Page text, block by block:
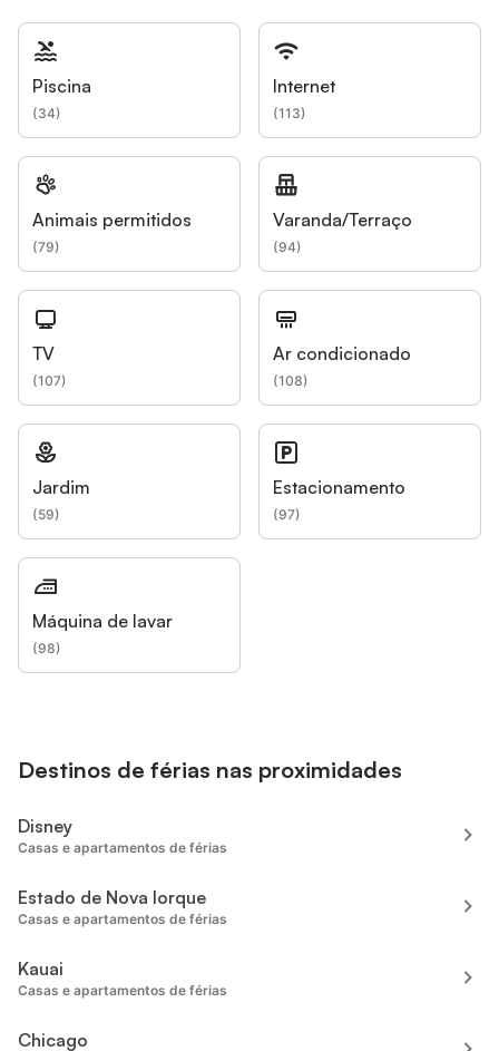
Piscina
(34)
Internet
(113)
Animais permitidos
(79)
Varanda/Terraço
(94)
TV
(107)
Ar condicionado
(108)
Jardim
(59)
Estacionamento
(97)
Máquina de lavar
(98)
Destinos de férias nas proximidades
Disney
Casas e apartamentos de férias
Estado de Nova Iorque
Casas e apartamentos de férias
Kauai
Casas e apartamentos de férias
Chicago